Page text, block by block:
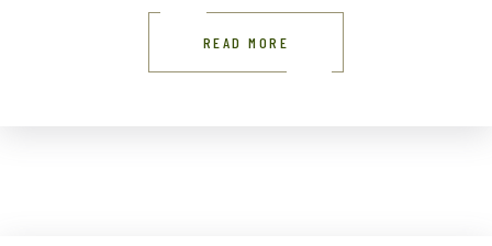
READ MORE